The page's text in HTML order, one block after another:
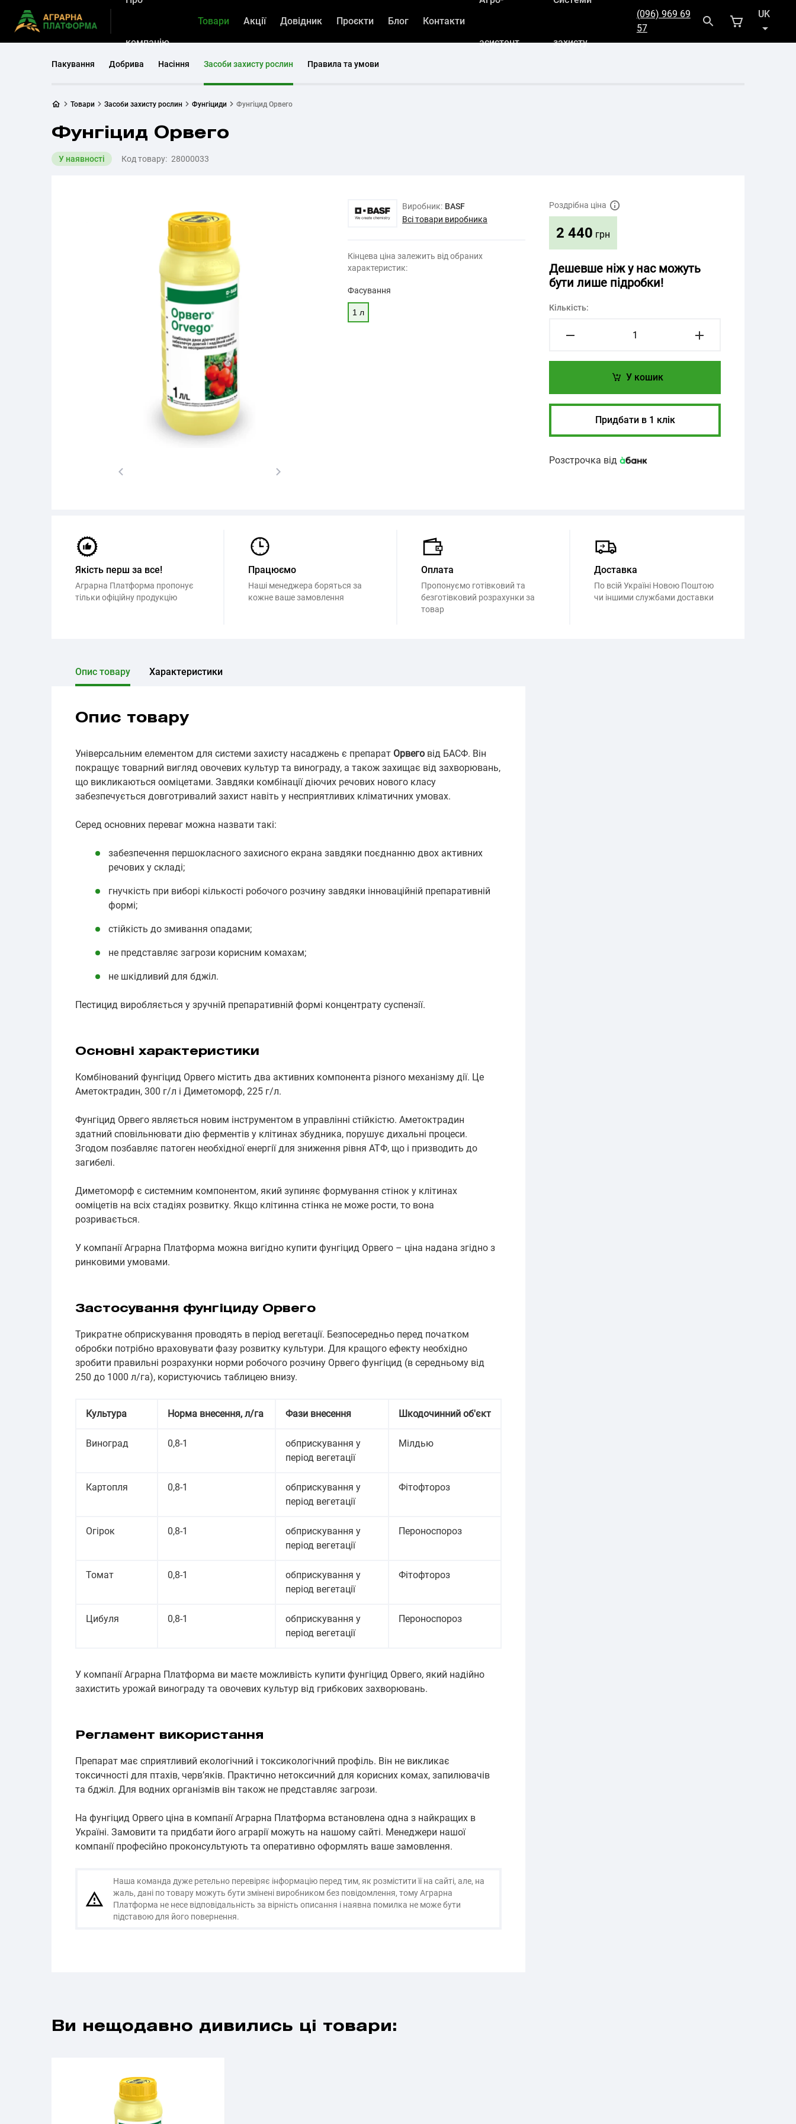
компанію
Товари Акції Довідник Проєкти Блог Контакти
асистент захисту
(096) 969 69
57
UK
RU
Пакування Добрива Насіння Засоби захисту рослин Правила та умови
Товари Засоби захисту рослин Фунгіциди Фунгіцид Орвего
Фунгіцид Орвего
У наявності Код товару: 28000033
Виробник: BASF
Всі товари виробника
Кінцева ціна залежить від обраних
характеристик:
Фасування
1 л
Роздрібна ціна
2 440 грн
Дешевше ніж у нас можуть
бути лише підробки!
Кількість:
У кошик
Придбати в 1 клік
Розстрочка від
Якість перш за все!
Аграрна Платформа пропонує
тільки офіційну продукцію
Працюємо
Наші менеджера боряться за
кожне ваше замовлення
Оплата
Пропонуємо готівковий та
безготівковий розрахунки за
товар
Доставка
По всій Україні Новою Поштою
чи іншими службами доставки
Опис товару Характеристики
Опис товару
Універсальним елементом для системи захисту насаджень є препарат Орвего від БАСФ. Він
покращує товарний вигляд овочевих культур та винограду, а також захищає від захворювань,
що викликаються ооміцетами. Завдяки комбінації діючих речових нового класу
забезпечується довготривалий захист навіть у несприятливих кліматичних умовах.
Серед основних переваг можна назвати такі:
забезпечення першокласного захисного екрана завдяки поєднанню двох активних
речових у складі;
гнучкість при виборі кількості робочого розчину завдяки інноваційній препаративній
формі;
стійкість до змивання опадами;
не представляє загрози корисним комахам;
не шкідливий для бджіл.
Пестицид виробляється у зручній препаративній формі концентрату суспензії.
Основні характеристики
Комбінований фунгіцид Орвего містить два активних компонента різного механізму дії. Це
Аметоктрадин, 300 г/л і Диметоморф, 225 г/л.
Фунгіцид Орвего являється новим інструментом в управлінні стійкістю. Аметоктрадин
здатний сповільнювати дію ферментів у клітинах збудника, порушує дихальні процеси.
Згодом позбавляє патоген необхідної енергії для зниження рівня АТФ, що і призводить до
загибелі.
Диметоморф є системним компонентом, який зупиняє формування стінок у клітинах
ооміцетів на всіх стадіях розвитку. Якщо клітинна стінка не може рости, то вона
розривається.
У компанії Аграрна Платформа можна вигідно купити фунгіцид Орвего – ціна надана згідно з
ринковими умовами.
Застосування фунгіциду Орвего
Трикратне обприскування проводять в період вегетації. Безпосередньо перед початком
обробки потрібно враховувати фазу розвитку культури. Для кращого ефекту необхідно
зробити правильні розрахунки норми робочого розчину Орвего фунгіцид (в середньому від
250 до 1000 л/га), користуючись таблицею внизу.
Культура Норма внесення, л/га Фази внесення Шкодочинний об'єкт
Виноград 0,8-1
обприскування у
період вегетації
Мілдью
Картопля 0,8-1
обприскування у
період вегетації
Фітофтороз
Огірок 0,8-1
обприскування у
період вегетації
Пероноспороз
Томат 0,8-1
обприскування у
період вегетації
Фітофтороз
Цибуля 0,8-1
обприскування у
період вегетації
Пероноспороз
У компанії Аграрна Платформа ви маєте можливість купити фунгіцид Орвего, який надійно
захистить урожай винограду та овочевих культур від грибкових захворювань.
Регламент використання
Препарат має сприятливий екологічний і токсикологічний профіль. Він не викликає
токсичності для птахів, черв’яків. Практично нетоксичний для корисних комах, запилювачів
та бджіл. Для водних організмів він також не представляє загрози.
На фунгіцид Орвего ціна в компанії Аграрна Платформа встановлена одна з найкращих в
Україні. Замовити та придбати його аграрії можуть на нашому сайті. Менеджери нашої
компанії професійно проконсультують та оперативно оформлять ваше замовлення.
Наша команда дуже ретельно перевіряє інформацію перед тим, як розмістити її на сайті, але, на
жаль, дані по товару можуть бути змінені виробником без повідомлення, тому Аграрна
Платформа не несе відповідальність за вірність описання і наявна помилка не може бути
підставою для його повернення.
Ви нещодавно дивились ці товари: